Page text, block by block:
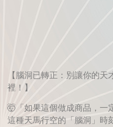
【腦洞已轉正：別讓你的
裡！】
🤯「如果這個做成商品，一
這種天馬行空的「腦洞」時